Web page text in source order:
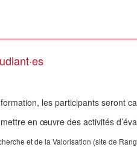
les participants seront
en œuvre des activités
et de la Valorisation (site de